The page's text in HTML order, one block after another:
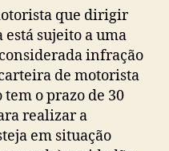
que dirigir
sujeito a uma
infração
de motorista
o prazo de 30
realizar a
em situação